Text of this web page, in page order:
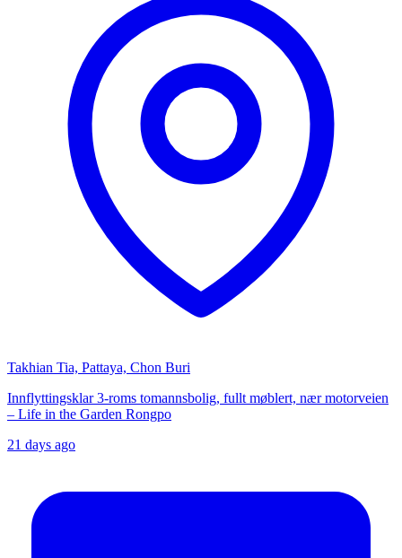
Takhian Tia, Pattaya, Chon Buri
Innflyttingsklar 3-roms tomannsbolig, fullt møblert, nær motorveien
– Life in the Garden Rongpo
21 days ago